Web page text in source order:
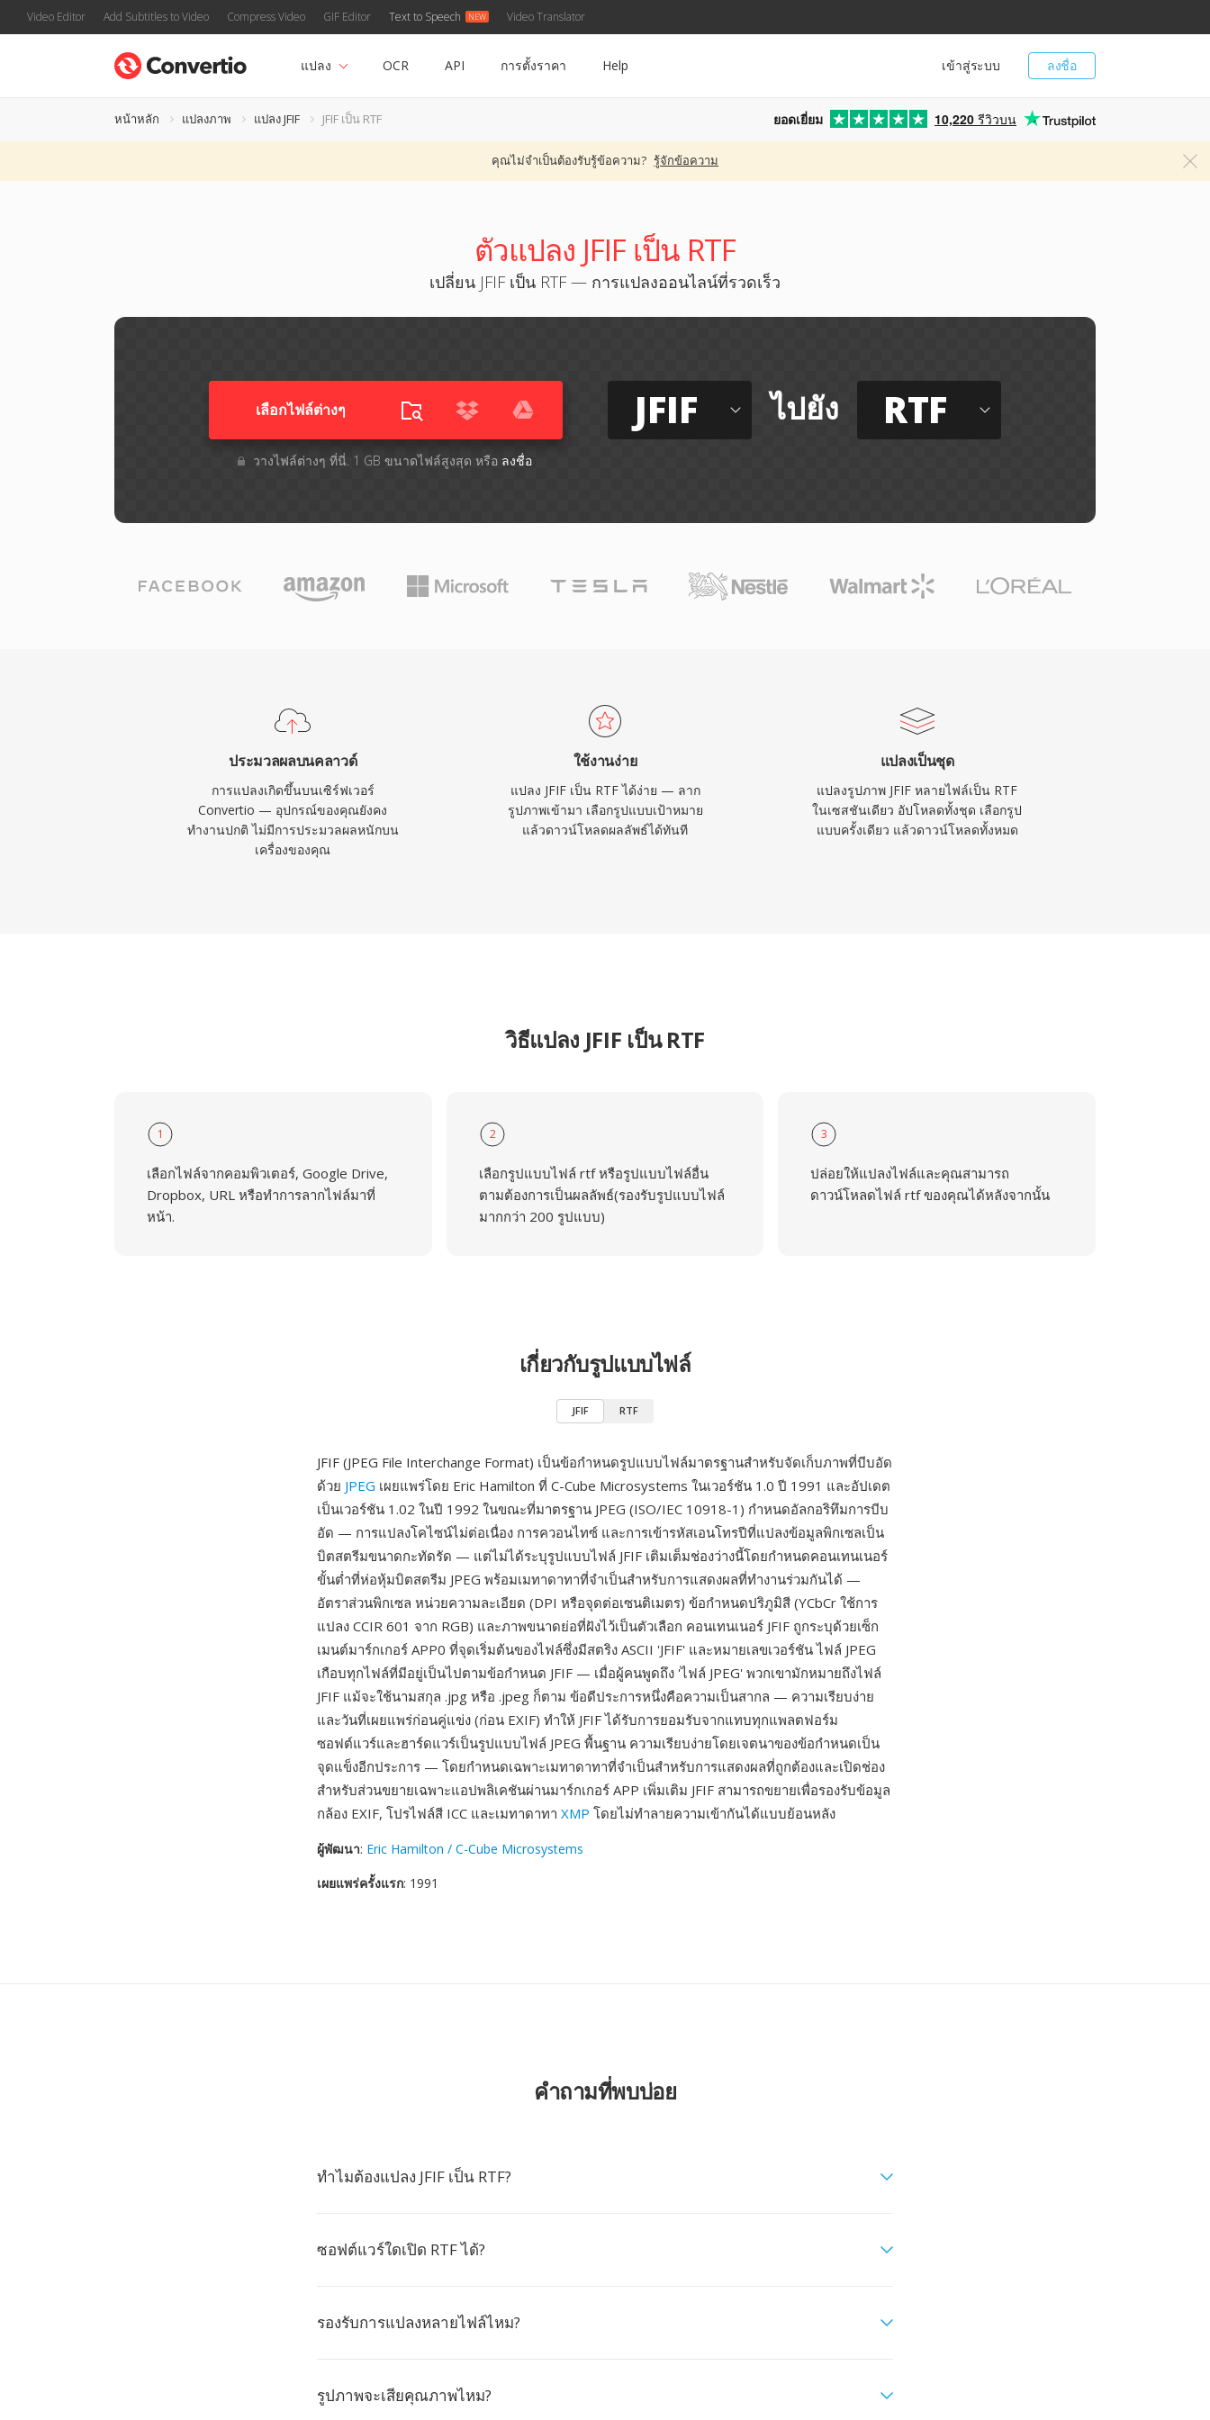
Video Editor Add Subtitles to Video Compress Video GIF Editor Text to Speech Video Translator
ลงชื่อ
เข้าสู่ระบบ
แปลง OCR API การตั้งราคา Help
หน้าหลัก แปลงภาพ แปลง JFIF JFIF เป็น RTF ยอดเยี่ยม 10,220 รีวิวบน
คุณไม่จำเป็นต้องรับรู้ข้อความ? รู้จักข้อความ
ตัวแปลง JFIF เป็น RTF
เปลี่ยน JFIF เป็น RTF — การแปลงออนไลน์ที่รวดเร็ว
เลือกไฟล์ต่างๆ​
วางไฟล์ต่างๆ​ ที่นี่. 1 GB ขนาดไฟล์สูงสุด หรือ ลงชื่อ
JFIF ไปยัง RTF
ประมวลผลบนคลาวด์
การแปลงเกิดขึ้นบนเซิร์ฟเวอร์
Convertio — อุปกรณ์ของคุณยังคง
ทำงานปกติ ไม่มีการประมวลผลหนักบน
เครื่องของคุณ
ใช้งานง่าย
แปลง JFIF เป็น RTF ได้ง่าย — ลาก
รูปภาพเข้ามา เลือกรูปแบบเป้าหมาย
แล้วดาวน์โหลดผลลัพธ์ได้ทันที
แปลงเป็นชุด
แปลงรูปภาพ JFIF หลายไฟล์เป็น RTF
ในเซสชันเดียว อัปโหลดทั้งชุด เลือกรูป
แบบครั้งเดียว แล้วดาวน์โหลดทั้งหมด
วิธีแปลง JFIF เป็น RTF
1
เลือกไฟล์จากคอมพิวเตอร์, Google Drive,
Dropbox, URL หรือทำการลากไฟล์มาที่
หน้า.
2
เลือกรูปแบบไฟล์ rtf หรือรูปแบบไฟล์อื่น
ตามต้องการเป็นผลลัพธ์(รองรับรูปแบบไฟล์
มากกว่า 200 รูปแบบ)
3
ปล่อยให้แปลงไฟล์และคุณสามารถ
ดาวน์โหลดไฟล์ rtf ของคุณได้หลังจากนั้น
เกี่ยวกับรูปแบบไฟล์
JFIF RTF
JFIF (JPEG File Interchange Format) เป็นข้อกำหนดรูปแบบไฟล์มาตรฐานสำหรับจัดเก็บภาพที่บีบอัด
ด้วย JPEG เผยแพร่โดย Eric Hamilton ที่ C-Cube Microsystems ในเวอร์ชัน 1.0 ปี 1991 และอัปเดต
เป็นเวอร์ชัน 1.02 ในปี 1992 ในขณะที่มาตรฐาน JPEG (ISO/IEC 10918-1) กำหนดอัลกอริทึมการบีบ
อัด — การแปลงโคไซน์ไม่ต่อเนื่อง การควอนไทซ์ และการเข้ารหัสเอนโทรปีที่แปลงข้อมูลพิกเซลเป็น
บิตสตรีมขนาดกะทัดรัด — แต่ไม่ได้ระบุรูปแบบไฟล์ JFIF เติมเต็มช่องว่างนี้โดยกำหนดคอนเทนเนอร์
ขั้นต่ำที่ห่อหุ้มบิตสตรีม JPEG พร้อมเมทาดาทาที่จำเป็นสำหรับการแสดงผลที่ทำงานร่วมกันได้ —
อัตราส่วนพิกเซล หน่วยความละเอียด (DPI หรือจุดต่อเซนติเมตร) ข้อกำหนดปริภูมิสี (YCbCr ใช้การ
แปลง CCIR 601 จาก RGB) และภาพขนาดย่อที่ฝังไว้เป็นตัวเลือก คอนเทนเนอร์ JFIF ถูกระบุด้วยเซ็ก
เมนต์มาร์กเกอร์ APP0 ที่จุดเริ่มต้นของไฟล์ซึ่งมีสตริง ASCII 'JFIF' และหมายเลขเวอร์ชัน ไฟล์ JPEG
เกือบทุกไฟล์ที่มีอยู่เป็นไปตามข้อกำหนด JFIF — เมื่อผู้คนพูดถึง 'ไฟล์ JPEG' พวกเขามักหมายถึงไฟล์
JFIF แม้จะใช้นามสกุล .jpg หรือ .jpeg ก็ตาม ข้อดีประการหนึ่งคือความเป็นสากล — ความเรียบง่าย
และวันที่เผยแพร่ก่อนคู่แข่ง (ก่อน EXIF) ทำให้ JFIF ได้รับการยอมรับจากแทบทุกแพลตฟอร์ม
ซอฟต์แวร์และฮาร์ดแวร์เป็นรูปแบบไฟล์ JPEG พื้นฐาน ความเรียบง่ายโดยเจตนาของข้อกำหนดเป็น
จุดแข็งอีกประการ — โดยกำหนดเฉพาะเมทาดาทาที่จำเป็นสำหรับการแสดงผลที่ถูกต้องและเปิดช่อง
สำหรับส่วนขยายเฉพาะแอปพลิเคชันผ่านมาร์กเกอร์ APP เพิ่มเติม JFIF สามารถขยายเพื่อรองรับข้อมูล
กล้อง EXIF, โปรไฟล์สี ICC และเมทาดาทา XMP โดยไม่ทำลายความเข้ากันได้แบบย้อนหลัง
ผู้พัฒนา: Eric Hamilton / C-Cube Microsystems
เผยแพร่ครั้งแรก: 1991
คำถามที่พบบ่อย
ทำไมต้องแปลง JFIF เป็น RTF?
ซอฟต์แวร์ใดเปิด RTF ได้?
รองรับการแปลงหลายไฟล์ไหม?
รูปภาพจะเสียคุณภาพไหม?